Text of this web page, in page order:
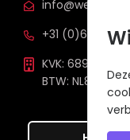
info@welzh.nl
+31 (0)6 26 51
KVK: 68977387
BTW: